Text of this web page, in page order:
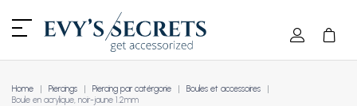
Home Piercings Piercing par catérgorie
Boules et accessoires
Boule en acrylique, noir-jaune 1.2mm